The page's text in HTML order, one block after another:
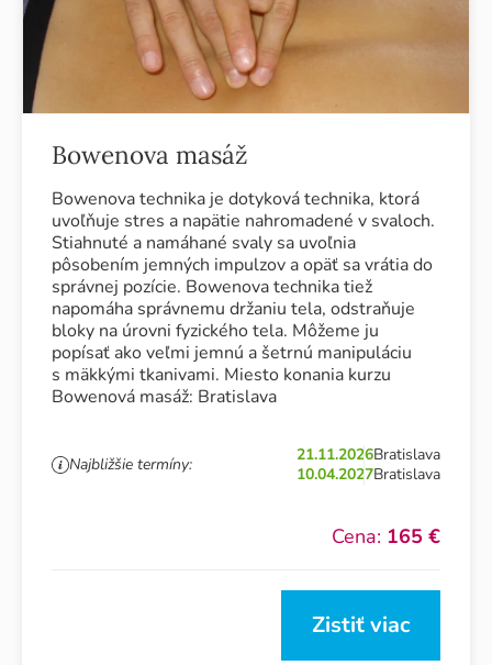
Bowenova masáž
Bowenova technika je dotyková technika, ktorá
uvoľňuje stres a napätie nahromadené v svaloch.
Stiahnuté a namáhané svaly sa uvoľnia
pôsobením jemných impulzov a opäť sa vrátia do
správnej pozície. Bowenova technika tiež
napomáha správnemu držaniu tela, odstraňuje
bloky na úrovni fyzického tela. Môžeme ju
popísať ako veľmi jemnú a šetrnú manipuláciu
s mäkkými tkanivami. Miesto konania kurzu
Bowenová masáž: Bratislava
Najbližšie termíny: 21.11.2026Bratislava
10.04.2027Bratislava
Cena: 165 €
Zistiť viac